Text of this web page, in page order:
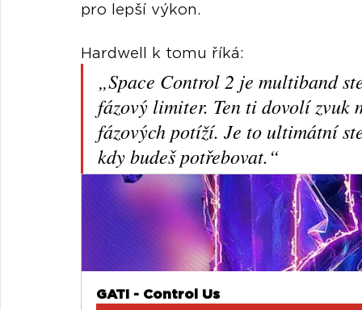
pro lepší výkon.
Hardwell k tomu říká:
„Space Control 2 je multiband
fázový limiter. Ten ti dovolí
fázových potíží. Je to ultimátní
kdy budeš potřebovat.“
GATI - Control Us